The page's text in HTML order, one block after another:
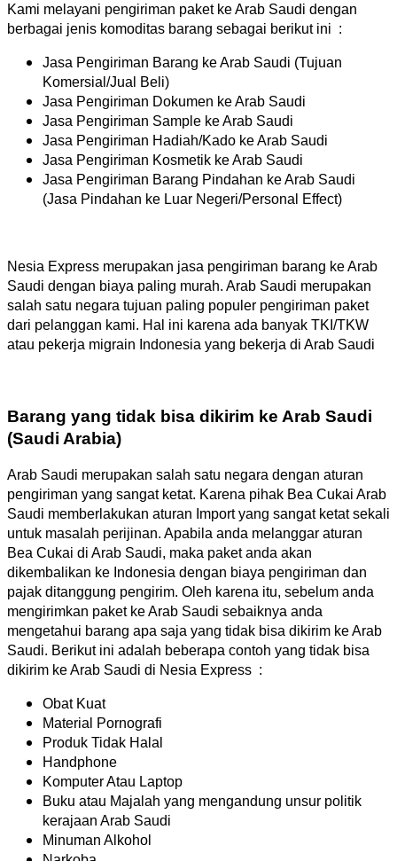
Kami melayani pengiriman paket ke Arab Saudi dengan
berbagai jenis komoditas barang sebagai berikut ini :
Jasa Pengiriman Barang ke Arab Saudi (Tujuan
Komersial/Jual Beli)
Jasa Pengiriman Dokumen ke Arab Saudi
Jasa Pengiriman Sample ke Arab Saudi
Jasa Pengiriman Hadiah/Kado ke Arab Saudi
Jasa Pengiriman Kosmetik ke Arab Saudi
Jasa Pengiriman Barang Pindahan ke Arab Saudi
(Jasa Pindahan ke Luar Negeri/Personal Effect)
Nesia Express merupakan jasa pengiriman barang ke Arab
Saudi dengan biaya paling murah. Arab Saudi merupakan
salah satu negara tujuan paling populer pengiriman paket
dari pelanggan kami. Hal ini karena ada banyak TKI/TKW
atau pekerja migrain Indonesia yang bekerja di Arab Saudi
Barang yang tidak bisa dikirim ke Arab Saudi
(Saudi Arabia)
Arab Saudi merupakan salah satu negara dengan aturan
pengiriman yang sangat ketat. Karena pihak Bea Cukai Arab
Saudi memberlakukan aturan Import yang sangat ketat sekali
untuk masalah perijinan. Apabila anda melanggar aturan
Bea Cukai di Arab Saudi, maka paket anda akan
dikembalikan ke Indonesia dengan biaya pengiriman dan
pajak ditanggung pengirim. Oleh karena itu, sebelum anda
mengirimkan paket ke Arab Saudi sebaiknya anda
mengetahui barang apa saja yang tidak bisa dikirim ke Arab
Saudi. Berikut ini adalah beberapa contoh yang tidak bisa
dikirim ke Arab Saudi di Nesia Express :
Obat Kuat
Material Pornografi
Produk Tidak Halal
Handphone
Komputer Atau Laptop
Buku atau Majalah yang mengandung unsur politik
kerajaan Arab Saudi
Minuman Alkohol